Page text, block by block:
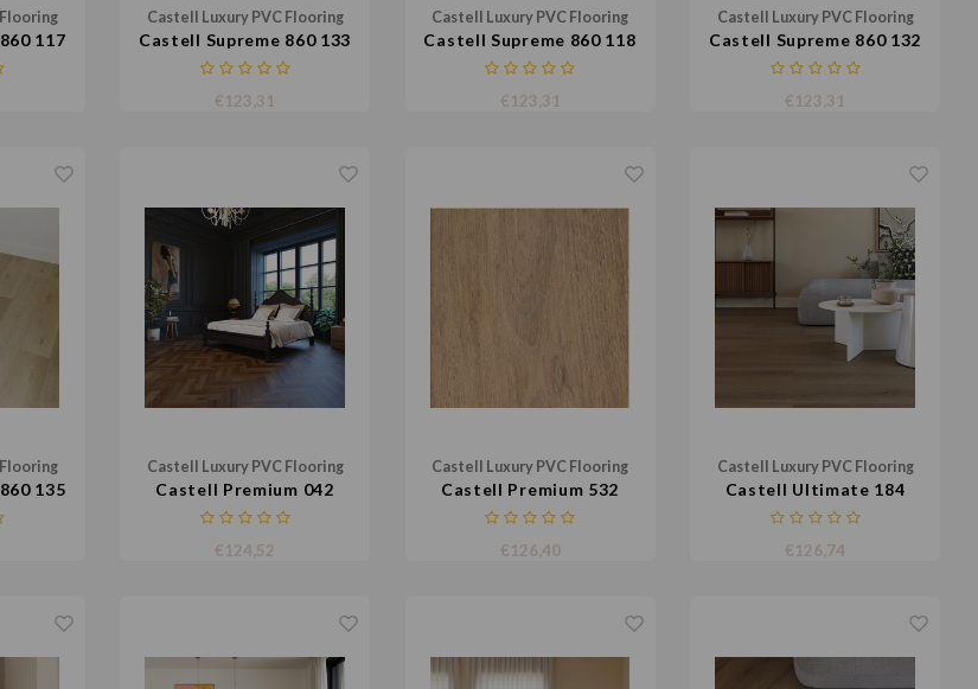
117
Castell Luxury PVC Flooring
Castell Supreme 860 133
€123,31
Castell Luxury PVC Flooring
Castell Supreme 860 118
€123,31
Castell Luxury PVC Flooring
Castell Supreme 860 132
€123,31
135
Castell Luxury PVC Flooring
Castell Premium 042
€124,52
Castell Luxury PVC Flooring
Castell Premium 532
€126,40
Castell Luxury PVC Flooring
Castell Ultimate 184
€126,74